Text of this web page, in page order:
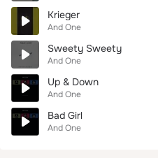
Krieger
And One
Sweety Sweety
And One
Up & Down
And One
Bad Girl
And One